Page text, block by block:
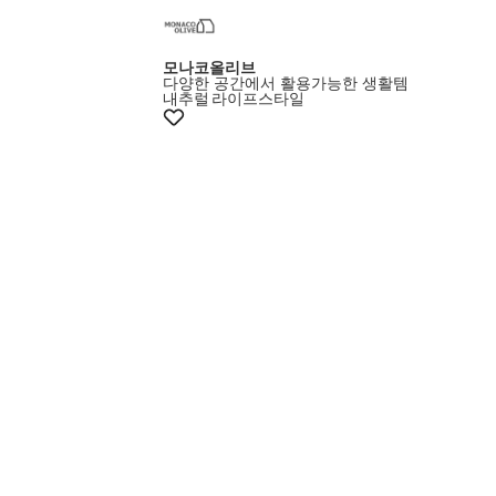
모나코올리브
다양한 공간에서 활용가능한 생활템
내추럴 라이프스타일